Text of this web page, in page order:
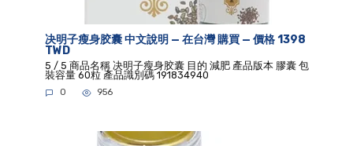
决明子瘦身胶囊 中文說明 — 在台灣 購買 — 價格 1398
TWD
5 / 5 商品名稱 决明子瘦身胶囊 目的 減肥 產品版本 膠囊 包
裝容量 60粒 產品識別碼 191834940
0 956